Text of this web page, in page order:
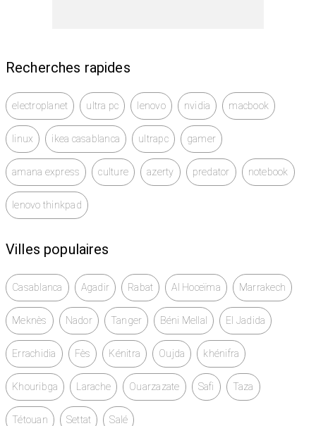
Recherches rapides
electroplanet ultra pc lenovo nvidia macbook
linux ikea casablanca ultrapc gamer
amana express culture azerty predator notebook
lenovo thinkpad
Villes populaires
Casablanca Agadir Rabat Al Hoceïma Marrakech
Meknès Nador Tanger Béni Mellal El Jadida
Errachidia Fès Kénitra Oujda khénifra
Khouribga Larache Ouarzazate Safi Taza
Tétouan Settat Salé